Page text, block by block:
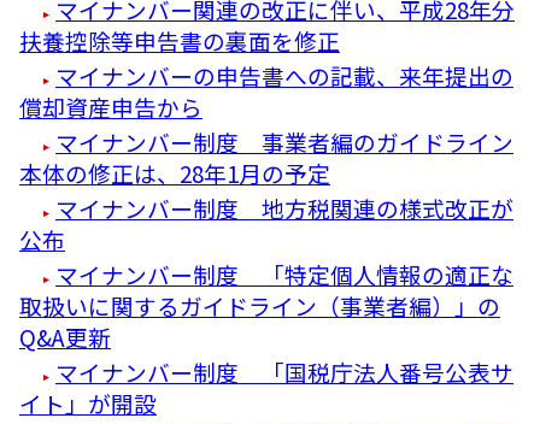
マイナンバー関連の改正に伴い、平成28年分
扶養控除等申告書の裏面を修正
マイナンバーの申告書への記載、来年提出の
償却資産申告から
マイナンバー制度 事業者編のガイドライン
本体の修正は、28年1月の予定
マイナンバー制度 地方税関連の様式改正が
公布
マイナンバー制度 「特定個人情報の適正な
取扱いに関するガイドライン（事業者編）」の
Q&A更新
マイナンバー制度 「国税庁法人番号公表サ
イト」が開設